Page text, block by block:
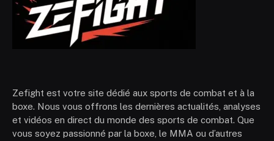
Zefight est votre site dédié aux sports de combat et à la
boxe. Nous vous offrons les dernières actualités, analyses
et vidéos en direct du monde des sports de combat. Que
vous soyez passionné par la boxe, le MMA ou d’autres